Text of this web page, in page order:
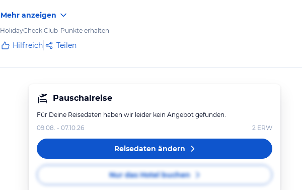
Mehr anzeigen
HolidayCheck Club-Punkte erhalten
Hilfreich Teilen
Pauschalreise
Für Deine Reisedaten haben wir leider kein Angebot gefunden.
09.08. - 07.10.26
2 ERW
Reisedaten ändern
Nur das Hotel buchen